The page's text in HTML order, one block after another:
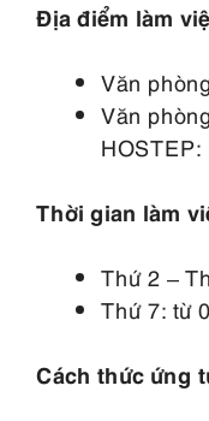
Địa điểm làm
Văn
Văn
HOSTEP:
Thời gian làm
Thứ 2 –
Thứ 7: từ
Cách thức ứng